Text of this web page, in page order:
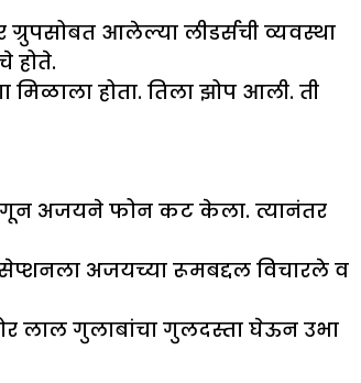
ग्रुपसोबत आलेल्या लीडर्सची व्यवस्था
होते.
मिळाला होता. तिला झोप आली. ती
अजयने फोन कट केला. त्यानंतर
अजयच्या रूमबद्दल विचारले व
लाल गुलाबांचा गुलदस्ता घेऊन उभा